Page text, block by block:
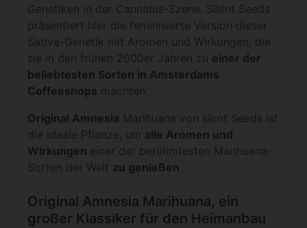
Genetiken in der Cannabis-Szene. Silent Seeds
präsentiert hier die feminisierte Version dieser
Sativa-Genetik mit Aromen und Wirkungen, die
sie in den frühen 2000er Jahren zu einer der
beliebtesten Sorten in Amsterdams
Coffeeshops machten.
Original Amnesia Marihuana von silrnt Seeds ist
die ideale Pflanze, um alle Aromen und
Wirkungen einer der berühmtesten Marihuana-
Sorten der Welt zu genießen
Original Amnesia Marihuana, ein
großer Klassiker für den Heimanbau